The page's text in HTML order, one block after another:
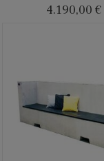
4.190,00 €